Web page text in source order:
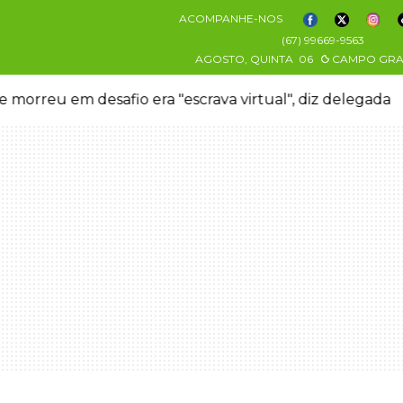
ACOMPANHE-NOS
(67) 99669-9563
AGOSTO, QUINTA 06 CAMPO
morreu em desafio era "escrava virtual", diz delegada